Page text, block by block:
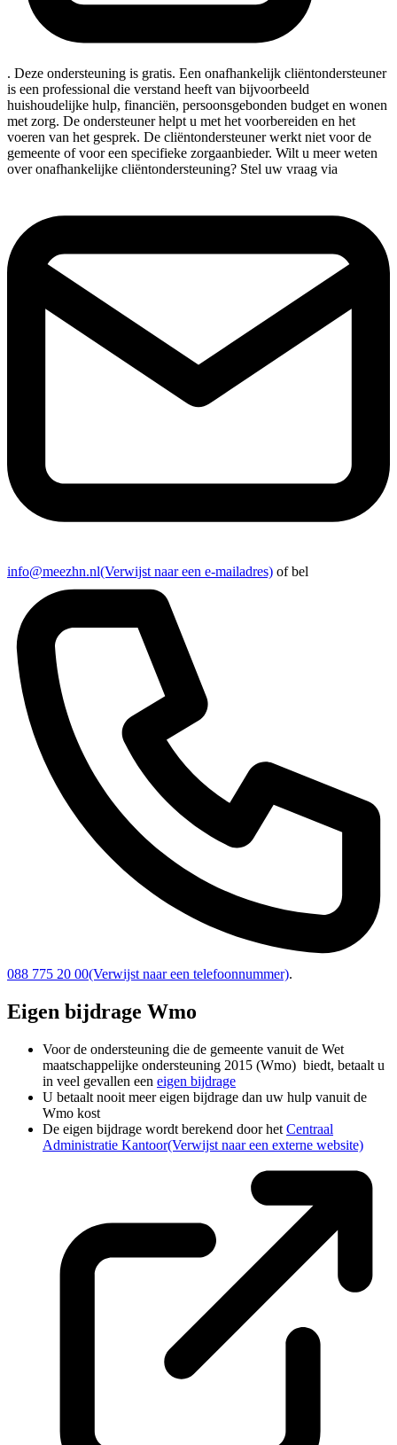
. Deze ondersteuning is gratis. Een onafhankelijk cliëntondersteuner
is een professional die verstand heeft van bijvoorbeeld
huishoudelijke hulp, financiën, persoonsgebonden budget en wonen
met zorg. De ondersteuner helpt u met het voorbereiden en het
voeren van het gesprek. De cliëntondersteuner werkt niet voor de
gemeente of voor een specifieke zorgaanbieder. Wilt u meer weten
over onafhankelijke cliëntondersteuning? Stel uw vraag via
info@meezhn.nl(Verwijst naar een e-mailadres) of bel
088 775 20 00(Verwijst naar een telefoonnummer).
Eigen bijdrage Wmo
Voor de ondersteuning die de gemeente vanuit de Wet
maatschappelijke ondersteuning 2015 (Wmo) biedt, betaalt u
in veel gevallen een eigen bijdrage
U betaalt nooit meer eigen bijdrage dan uw hulp vanuit de
Wmo kost
De eigen bijdrage wordt berekend door het Centraal
Administratie Kantoor(Verwijst naar een externe website)